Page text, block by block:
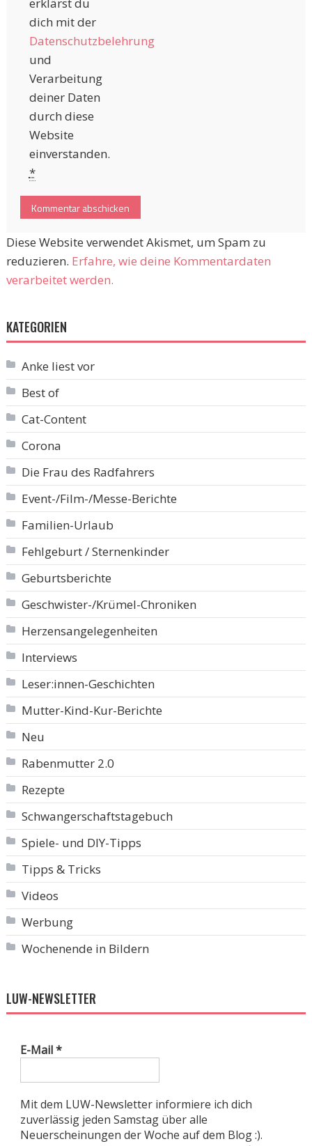
erklärst du
dich mit der
Datenschutzbelehrung
und
Verarbeitung
deiner Daten
durch diese
Website
einverstanden.
*
Diese Website verwendet Akismet, um Spam zu
reduzieren. Erfahre, wie deine Kommentardaten
verarbeitet werden.
KATEGORIEN
Anke liest vor
Best of
Cat-Content
Corona
Die Frau des Radfahrers
Event-/Film-/Messe-Berichte
Familien-Urlaub
Fehlgeburt / Sternenkinder
Geburtsberichte
Geschwister-/Krümel-Chroniken
Herzensangelegenheiten
Interviews
Leser:innen-Geschichten
Mutter-Kind-Kur-Berichte
Neu
Rabenmutter 2.0
Rezepte
Schwangerschaftstagebuch
Spiele- und DIY-Tipps
Tipps & Tricks
Videos
Werbung
Wochenende in Bildern
LUW-NEWSLETTER
E-Mail*
Mit dem LUW-Newsletter informiere ich dich
zuverlässig jeden Samstag über alle
Neuerscheinungen der Woche auf dem Blog :).